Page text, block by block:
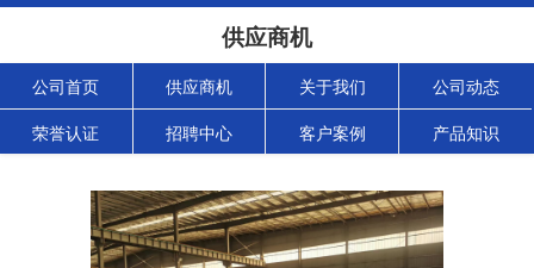
供应商机
公司首页 供应商机 关于我们 公司动态
荣誉认证 招聘中心 客户案例 产品知识